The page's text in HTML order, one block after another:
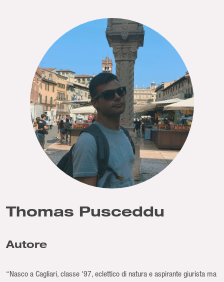
Thomas Pusceddu
Autore
“Nasco a Cagliari, classe '97, eclettico di natura e aspirante giurista ma